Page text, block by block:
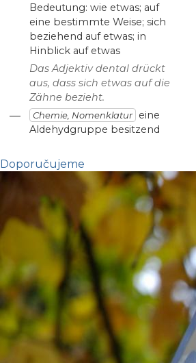
Bedeutung: wie etwas; auf
eine bestimmte Weise; sich
beziehend auf etwas; in
Hinblick auf etwas
Das Adjektiv dental drückt
aus, dass sich etwas auf die
Zähne bezieht.
— Chemie, Nomenklatur
eine
Aldehydgruppe besitzend
Doporučujeme